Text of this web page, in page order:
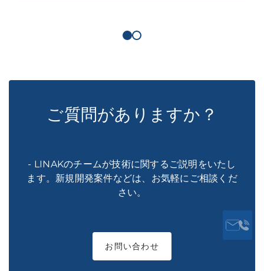
ご質問がありますか？
- LINAKのチームが技術に関するご説明をいたし
ます。新規開発案件などは、お気軽にご相談くだ
さい。
お問い合わせ